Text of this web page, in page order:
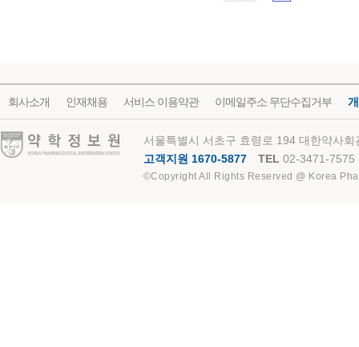
회사소개 인재채용 서비스 이용약관 이메일주소 무단수집거부
약학정보원
서울특별시 서초구 효령로 194 대한약사
고객지원 1670-5877
TEL 02-3471-7575
©Copyright All Rights Reserved @ Korea